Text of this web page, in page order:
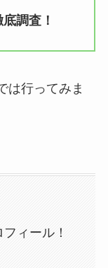
調査！
は行ってみま
ィール！